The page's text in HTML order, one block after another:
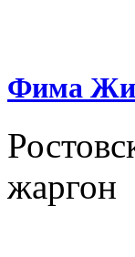
Фима
жаргон